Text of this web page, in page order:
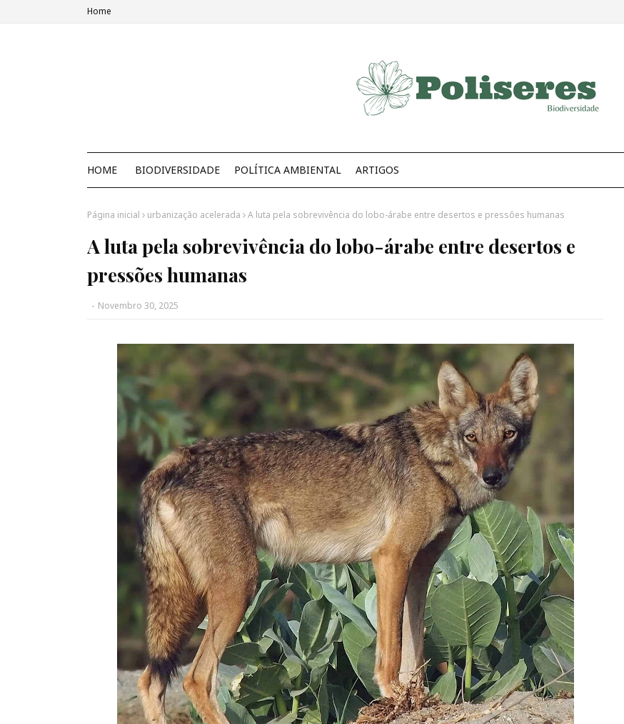
Home
HOME BIODIVERSIDADE POLÍTICA AMBIENTAL ARTIGOS
Página inicial urbanização acelerada A luta pela sobrevivência do lobo-árabe entre desertos e pressões humanas
A luta pela sobrevivência do lobo-árabe entre desertos e
pressões humanas
- Novembro 30, 2025